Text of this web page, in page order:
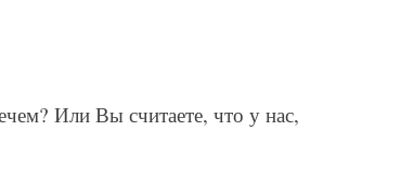
Или Вы считаете, что у нас,